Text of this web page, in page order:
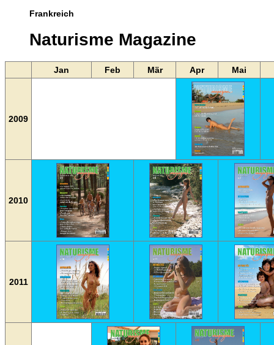
Frankreich
Naturisme Magazine
Jan Feb Mär Apr Mai
2009
2010
2011